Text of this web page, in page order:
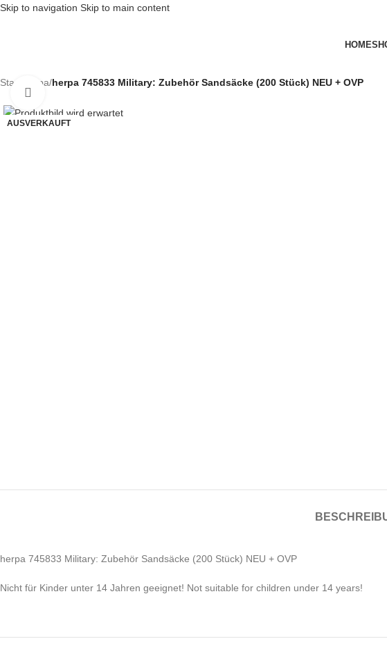
Skip to navigation Skip to main content
HOME
Start herpa/herpa 745833 Military: Zubehör Sandsäcke (200 Stück) NEU + OVP
AUSVERKAUFT
herpa 745833 Military: Zubehör Sandsäcke (200 Stück) NEU + OVP
Nicht für Kinder unter 14 Jahren geeignet! Not suitable for children under 14 years!